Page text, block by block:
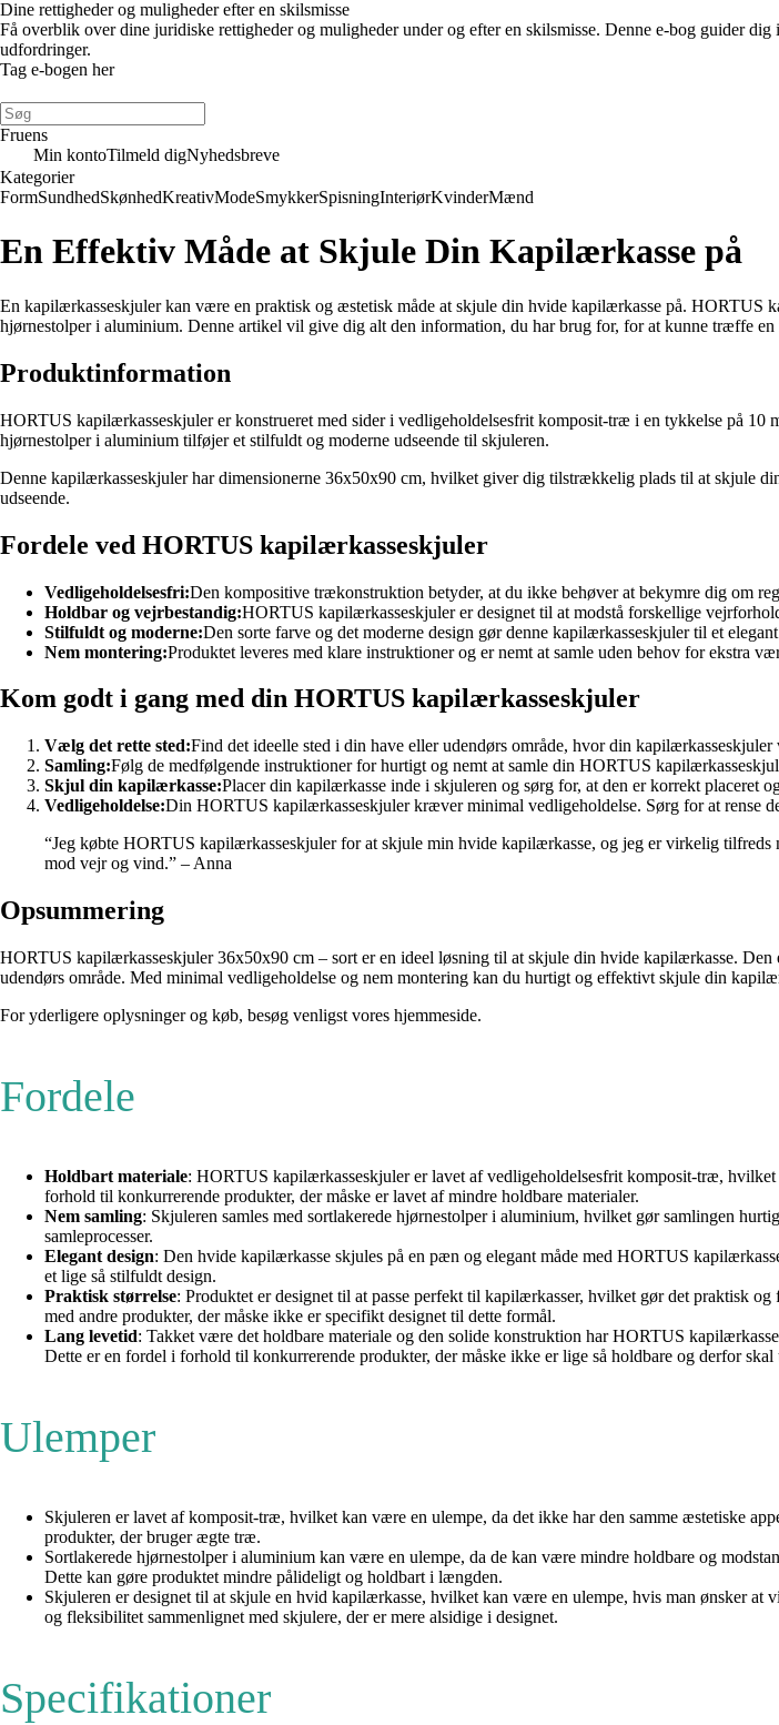
Dine rettigheder og muligheder efter en skilsmisse
Få overblik over dine juridiske rettigheder og muligheder under og efter en skilsmisse. Denne e-bog guider
udfordringer.
Tag e-bogen her
Fruens
Min kontoTilmeld digNyhedsbreve
Kategorier
FormSundhedSkønhedKreativModeSmykkerSpisningInteriørKvinderMænd
En Effektiv Måde at Skjule Din Kapilærkasse på
En kapilærkasseskjuler kan være en praktisk og æstetisk måde at skjule din hvide kapilærkasse på. HORTUS
hjørnestolper i aluminium. Denne artikel vil give dig alt den information, du har brug for, for at kunne træffe
Produktinformation
HORTUS kapilærkasseskjuler er konstrueret med sider i vedligeholdelsesfrit komposit-træ i en tykkelse på
hjørnestolper i aluminium tilføjer et stilfuldt og moderne udseende til skjuleren.
Denne kapilærkasseskjuler har dimensionerne 36x50x90 cm, hvilket giver dig tilstrækkelig plads til at skjule
udseende.
Fordele ved HORTUS kapilærkasseskjuler
Vedligeholdelsesfri:Den kompositive trækonstruktion betyder, at du ikke behøver at bekymre dig om
Holdbar og vejrbestandig:HORTUS kapilærkasseskjuler er designet til at modstå forskellige
Stilfuldt og moderne:Den sorte farve og det moderne design gør denne kapilærkasseskjuler til et
Nem montering:Produktet leveres med klare instruktioner og er nemt at samle uden behov for ekstra
Kom godt i gang med din HORTUS kapilærkasseskjuler
Vælg det rette sted:Find det ideelle sted i din have eller udendørs område, hvor din
Samling:Følg de medfølgende instruktioner for hurtigt og nemt at samle din HORTUS
Skjul din kapilærkasse:Placer din kapilærkasse inde i skjuleren og sørg for, at den er korrekt placeret
Vedligeholdelse:Din HORTUS kapilærkasseskjuler kræver minimal vedligeholdelse. Sørg for at rense
“Jeg købte HORTUS kapilærkasseskjuler for at skjule min hvide kapilærkasse, og jeg er virkelig
mod vejr og vind.” – Anna
Opsummering
HORTUS kapilærkasseskjuler 36x50x90 cm – sort er en ideel løsning til at skjule din hvide kapilærkasse. Den
udendørs område. Med minimal vedligeholdelse og nem montering kan du hurtigt og effektivt skjule din
For yderligere oplysninger og køb, besøg venligst vores hjemmeside.
Fordele
Holdbart materiale: HORTUS kapilærkasseskjuler er lavet af vedligeholdelsesfrit komposit-træ,
forhold til konkurrerende produkter, der måske er lavet af mindre holdbare materialer.
Nem samling: Skjuleren samles med sortlakerede hjørnestolper i aluminium, hvilket gør samlingen
samleprocesser.
Elegant design: Den hvide kapilærkasse skjules på en pæn og elegant måde med HORTUS
et lige så stilfuldt design.
Praktisk størrelse: Produktet er designet til at passe perfekt til kapilærkasser, hvilket gør det praktisk
med andre produkter, der måske ikke er specifikt designet til dette formål.
Lang levetid: Takket være det holdbare materiale og den solide konstruktion har HORTUS
Dette er en fordel i forhold til konkurrerende produkter, der måske ikke er lige så holdbare og derfor skal
Ulemper
Skjuleren er lavet af komposit-træ, hvilket kan være en ulempe, da det ikke har den samme æstetiske
produkter, der bruger ægte træ.
Sortlakerede hjørnestolper i aluminium kan være en ulempe, da de kan være mindre holdbare og
Dette kan gøre produktet mindre pålideligt og holdbart i længden.
Skjuleren er designet til at skjule en hvid kapilærkasse, hvilket kan være en ulempe, hvis man ønsker
og fleksibilitet sammenlignet med skjulere, der er mere alsidige i designet.
Specifikationer